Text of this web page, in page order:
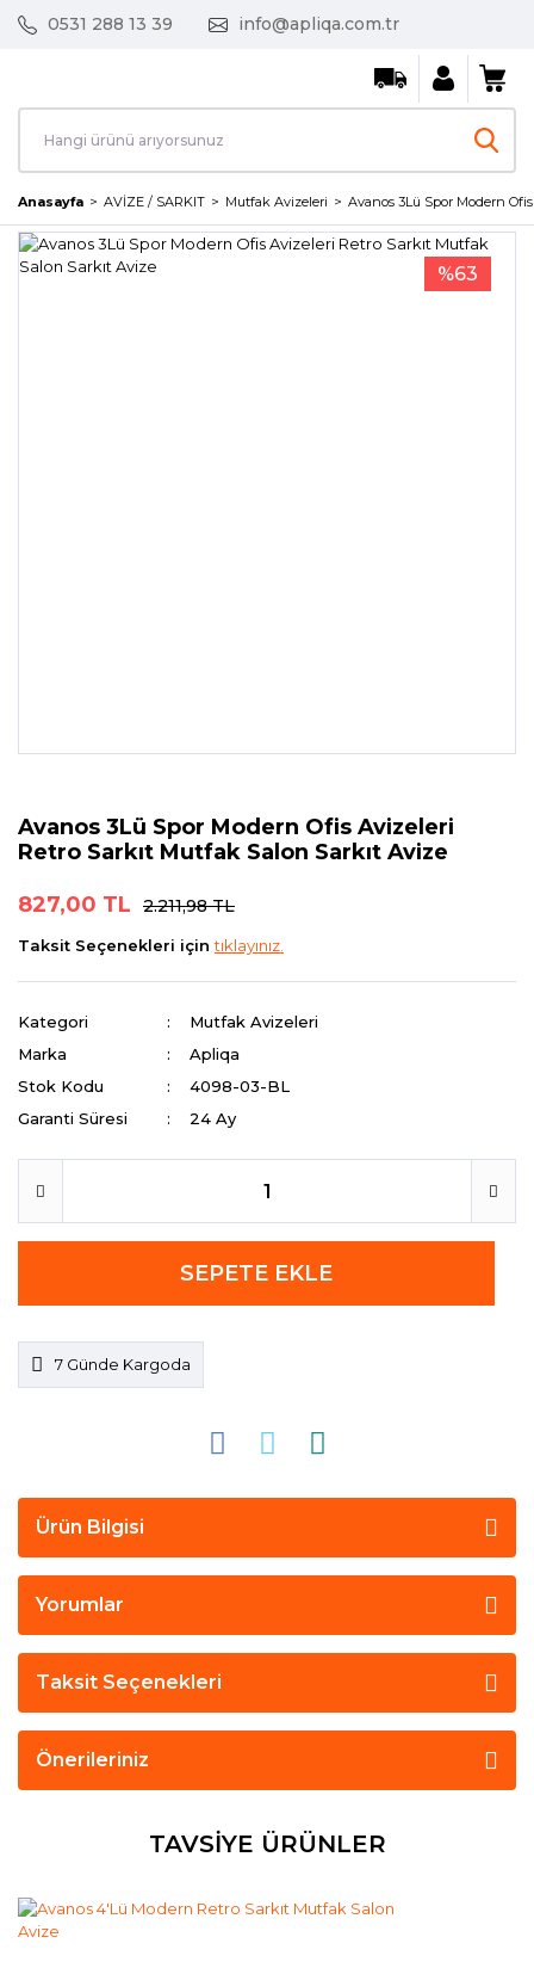
0531 288 13 39 info@apliqa.com.tr
Anasayfa AVİZE / SARKIT Mutfak Avizeleri Avanos 3Lü Spor Modern
%63
Avanos 3Lü Spor Modern Ofis Avizeleri
Retro Sarkıt Mutfak Salon Sarkıt Avize
827,00 TL
2.211,98 TL
Taksit Seçenekleri içintıklayınız.
Kategori
Mutfak Avizeleri
Marka
Apliqa
Stok Kodu
4098-03-BL
Garanti Süresi
24 Ay
SEPETE EKLE
7 Günde Kargoda
Ürün Bilgisi
Yorumlar
Taksit Seçenekleri
Önerileriniz
TAVSİYE ÜRÜNLER